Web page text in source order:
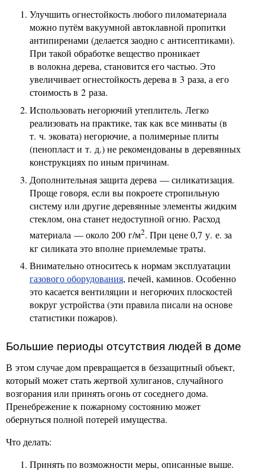
Улучшить огнестойкость любого пиломатериала
можно путём вакуумной автоклавной пропитки
антипиренами (делается заодно с антисептиками).
При такой обработке вещество проникает
в волокна дерева, становится его частью. Это
увеличивает огнестойкость дерева в 3 раза, а его
стоимость в 2 раза.
Использовать негорючий утеплитель. Легко
реализовать на практике, так как все минваты (в
т. ч. эковата) негорючие, а полимерные плиты
(пенопласт и т. д.) не рекомендованы в деревянных
конструкциях по иным причинам.
Дополнительная защита дерева — силикатизация.
Проще говоря, если вы покроете стропильную
систему или другие деревянные элементы жидким
стеклом, она станет недоступной огню. Расход
материала — около 200 г/м2. При цене 0,7 у. е. за
кг силиката это вполне приемлемые траты.
Внимательно относитесь к нормам эксплуатации
газового оборудования, печей, каминов. Особенно
это касается вентиляции и негорючих плоскостей
вокруг устройства (эти правила писали на основе
статистики пожаров).
Большие периоды отсутствия людей в доме
В этом случае дом превращается в беззащитный объект,
который может стать жертвой хулиганов, случайного
возгорания или принять огонь от соседнего дома.
Пренебрежение к пожарному состоянию может
обернуться полной потерей имущества.
Что делать:
Принять по возможности меры, описанные выше.